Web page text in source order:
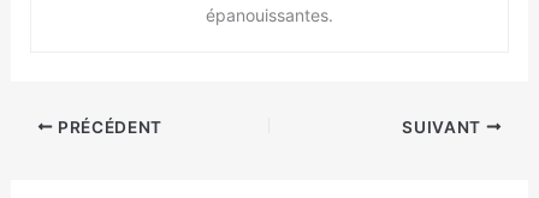
épanouissantes.
PRÉCÉDENT SUIVANT